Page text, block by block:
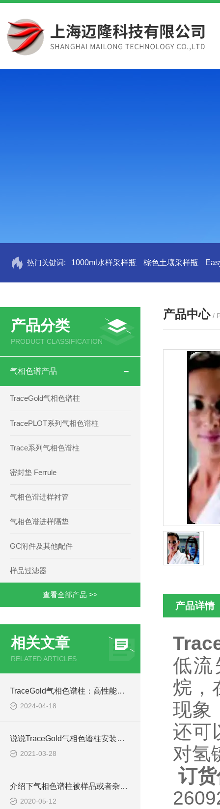
热门关键词: 1000ml水样采样瓶 棕色土壤采样瓶
产品分类
PRODUCT CLASSIFICATION
气相色谱产品
TraceGold气相色谱柱
TracePLOT系列气相色谱柱
Trace系列气相色谱柱
密封垫 Ferrule
气相色谱进样衬管
气相色谱进样隔垫
GC附件及其他配件
样品过滤器
查看全部产品 >>
相关文章
RELATED ARTICLES
TraceGold气相色谱柱：高性能气相色谱分析的关键
2024-04-18
说说TraceGold气相色谱柱安装前的准备工作
2021-03-28
介绍下气相色谱柱被样品或者杂质污染的解决办法
2020-05-12
产品中心 /
产品详情
低流
烷，
现象
还可
对氢
订